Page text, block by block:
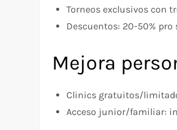
Torneos exclusivos con
Descuentos: 20-50%
Mejora
Clinics gratuitos/
Acceso junior/familiar: